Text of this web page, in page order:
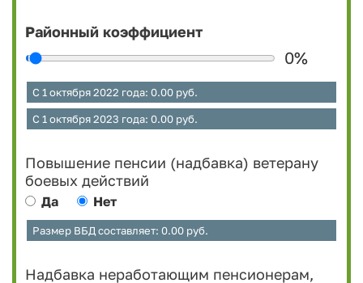
Районный коэффициент
0%
С 1 октября 2022 года: 0.00 руб.
С 1 октября 2023 года: 0.00 руб.
Повышение пенсии (надбавка) ветерану
боевых действий
Да Нет
Размер ВБД составляет: 0.00 руб.
Надбавка неработающим пенсионерам,